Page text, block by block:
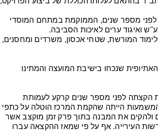
מספר שנים, הממוקמת במתחם המוסדי
ואיגוד ערים לאיכות הסביבה.
המורשת, שטחי אכסון, משרדים ומחסנים,
שנכחו בישיבת המועצה והמתינו
הקצתה לפני מספר שנים קרקע לעמותת
הייתה שהקמת המרכז הוטלה על כתפי
ולהקים את המבנה בתוך פרק זמן מוקצב אשר
העירייה. אף על פי שמאז ההקצאה עברו